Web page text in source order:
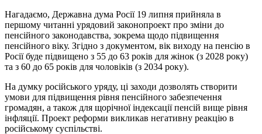
Нагадаємо, Державна дума Росії 19 липня прийняла в
першому читанні урядовий законопроект про зміни до
пенсійного законодавства, зокрема щодо підвищення
пенсійного віку. Згідно з документом, вік виходу на пенсію в
Росії буде підвищено з 55 до 63 років для жінок (з 2028 року)
та з 60 до 65 років для чоловіків (з 2034 року).
На думку російського уряду, ці заходи дозволять створити
умови для підвищення рівня пенсійного забезпечення
громадян, а також для щорічної індексації пенсій вище рівня
інфляції. Проект реформи викликав негативну реакцію в
російському суспільстві.